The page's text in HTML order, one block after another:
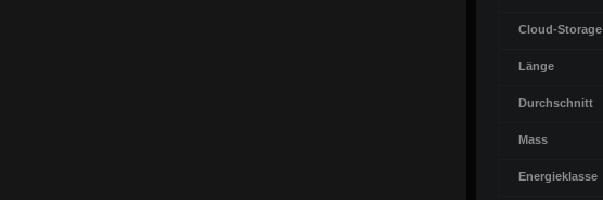
Cloud-Storage
Länge
Durchschnitt
Mass
Energieklasse